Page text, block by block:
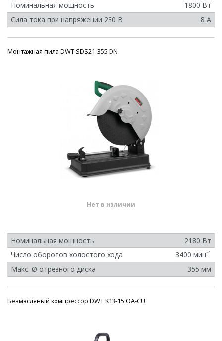
Номинальная мощность
1800 Вт
Сила тока при напряжении 230 В
8 А
Монтажная пила DWT SDS21-355 DN
Нет в наличии
Номинальная мощность
2180 Вт
Число оборотов холостого хода
3400 минˉ¹
Макс. Ø отрезного диска
355 мм
Безмасляный компрессор DWT K13-15 OA-CU